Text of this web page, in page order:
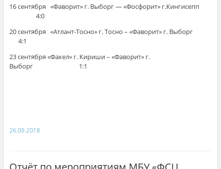
16 сентября «Фаворит» г. Выборг — «Фосфорит» г.Кингисепп
4:0
20 сентября «Атлант-Тосно» г. Тосно – «Фаворит» г. Выборг
4:1
23 сентября «Факел» г. Кириши – «Фаворит» г.
Выборг 1:1
26.09.2018